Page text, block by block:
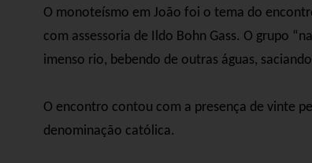
O monoteísmo em João foi o tema do
com assessoria de Ildo Bohn Gass. O grupo
imenso rio, bebendo de outras águas, saciando
O encontro contou com a presença de vinte
denominação católica.